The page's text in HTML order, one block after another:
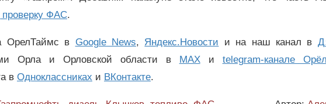
проверку ФАС.
ОрелТаймс в Google News, Яндекс.Новости и на наш канал в
Орла и Орловской области в
MAXи telegram-канале
в Одноклассниках и ВКонтакте.